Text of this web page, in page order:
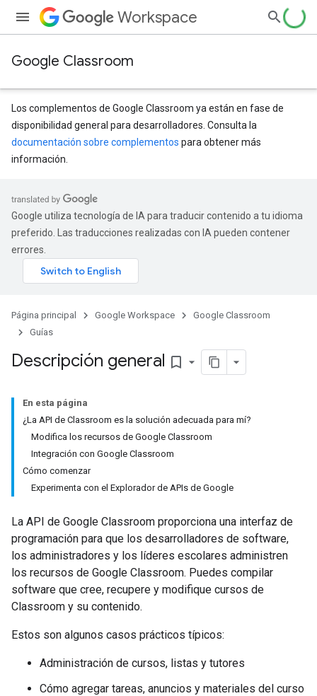
Workspace
Google Classroom
Los complementos de Google Classroom ya están en fase de
disponibilidad general para desarrolladores. Consulta la
documentación sobre complementos para obtener más
información.
Google utiliza tecnología de IA para traducir contenido a tu idioma
preferido. Las traducciones realizadas con IA pueden contener
errores.
Página principal Google Workspace
Google Classroom
Guías
Descripción general bookmark_border
En esta página
¿La API de Classroom es la solución adecuada para mí?
Modifica los recursos de Google Classroom
Integración con Google Classroom
Cómo comenzar
Experimenta con el Explorador de APIs de Google
La API de Google Classroom proporciona una interfaz de
programación para que los desarrolladores de software,
los administradores y los líderes escolares administren
los recursos de Google Classroom. Puedes compilar
software que cree, recupere y modifique cursos de
Classroom y su contenido.
Estos son algunos casos prácticos típicos:
Administración de cursos, listas y tutores
Cómo agregar tareas, anuncios y materiales del curso